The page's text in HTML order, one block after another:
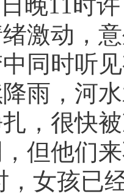
激动，
同时听
雨，河
，很快
但他们
，女孩已